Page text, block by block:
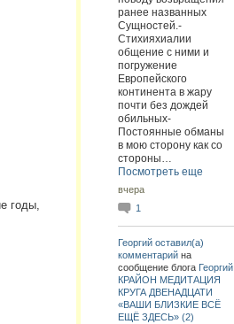
годы,
ранее названных
Сущностей.-
Стихияхиалии
общение с ними и
погружение
Европейского
континента в жару
почти без дождей
обильных-
Постоянные обманы
в мою сторону как со
стороны…
Посмотреть еще
вчера
1
Георгий оставил(а)
комментарийна
сообщение блога Георгий
КРАЙОН МЕДИТАЦИЯ
КРУГА ДВЕНАДЦАТИ
«ВАШИ БЛИЗКИЕ ВСЁ
ЕЩЁ ЗДЕСЬ» (2)